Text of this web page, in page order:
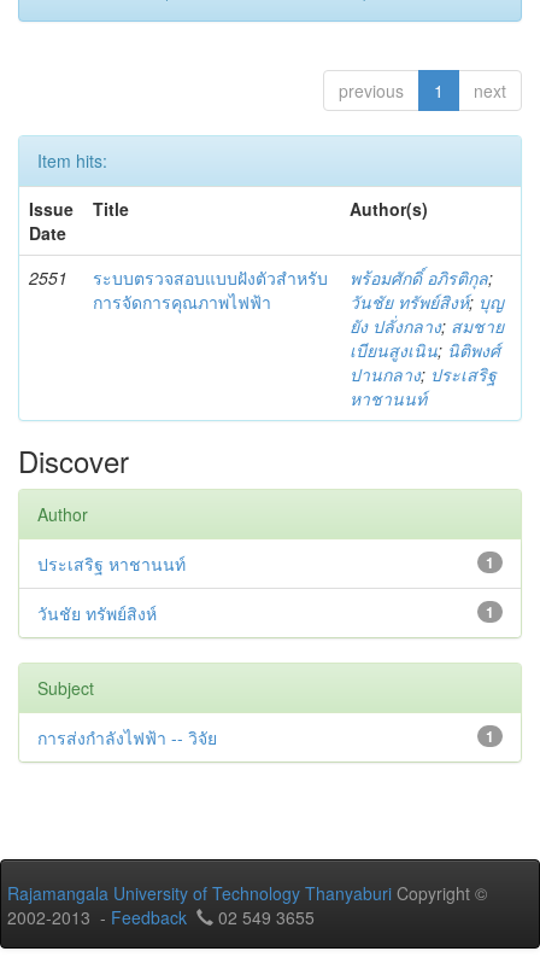
previous 1 next
Item hits:
Issue
Date
Title Author(s)
2551
ระบบตรวจสอบแบบฝังตัวสำหรับ
การจัดการคุณภาพไฟฟ้า
พร้อมศักดิ์ อภิรติกุล;
วันชัย ทรัพย์สิงห์; บุญ
ยัง ปลั่งกลาง; สมชาย
เบียนสูงเนิน; นิติพงศ์
ปานกลาง; ประเสริฐ
หาชานนท์
Discover
Author
1
ประเสริฐ หาชานนท์
1
วันชัย ทรัพย์สิงห์
Subject
1
การส่งกำลังไฟฟ้า -- วิจัย
Rajamangala University of Technology Thanyaburi Copyright ©
2002-2013 - Feedback 02 549 3655